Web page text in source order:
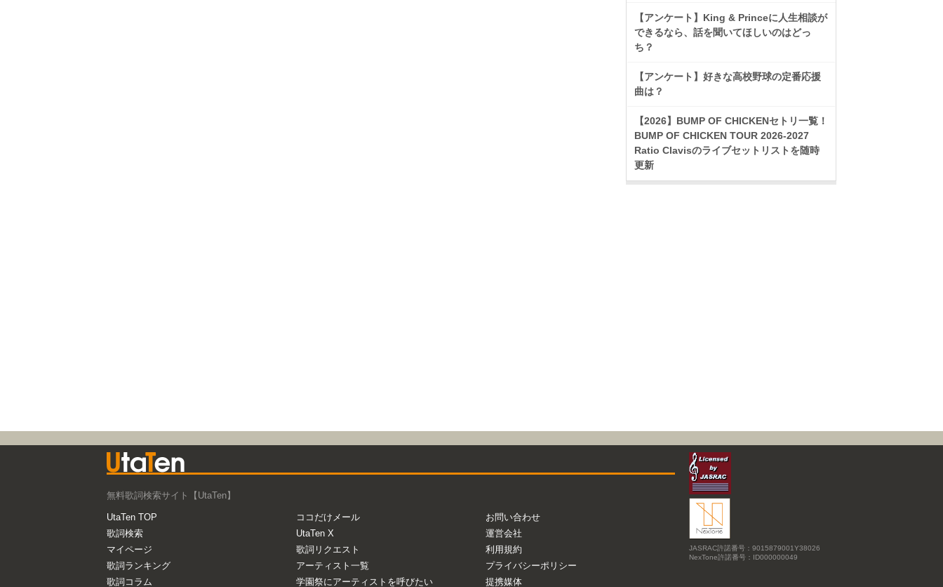
【アンケート】King & Princeに人生相談が
できるなら、話を聞いてほしいのはどっ
ち？
【アンケート】好きな高校野球の定番応援
曲は？
【2026】BUMP OF CHICKENセトリ一覧！
BUMP OF CHICKEN TOUR 2026-2027
Ratio Clavisのライブセットリストを随時
更新
無料歌詞検索サイト【UtaTen】
UtaTen TOP
歌詞検索
マイページ
歌詞ランキング
歌詞コラム
ココだけメール
UtaTen X
歌詞リクエスト
アーティスト一覧
学園祭にアーティストを呼びたい
お問い合わせ
運営会社
利用規約
プライバシーポリシー
提携媒体
JASRAC許諾番号：9015879001Y38026
NexTone許諾番号：ID000000049